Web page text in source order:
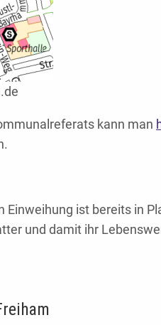
kann man
Einweihung ist bereits in
und damit ihr